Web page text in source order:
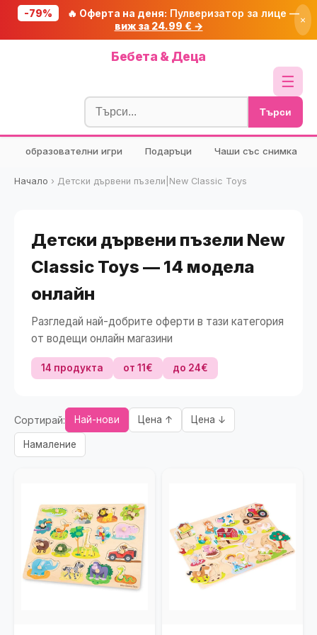
-79% 🔥 Оферта на деня: Пулверизатор за лице —
виж за 24.99 € →
×
Бебета & Деца
☰
Блог
🧮 Калкулатори
🔍 Намери продукт
🎁 Подарък
Търси
образователни игри Подаръци Чаши със снимка
Начало › Детски дървени пъзели|New Classic Toys
Детски дървени пъзели New
Classic Toys — 14 модела
онлайн
Разгледай най-добрите оферти в тази категория
от водещи онлайн магазини
14 продукта от 11€ до 24€
Сортирай: Най-нови Цена ↑ Цена ↓
Намаление